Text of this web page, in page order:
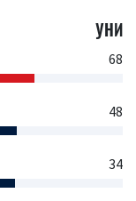
УНИ
68
48
34